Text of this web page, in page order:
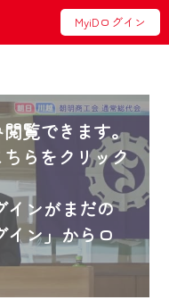
MyiDログイン
覧できます。
らをクリック
インがまだの
イン」からロ